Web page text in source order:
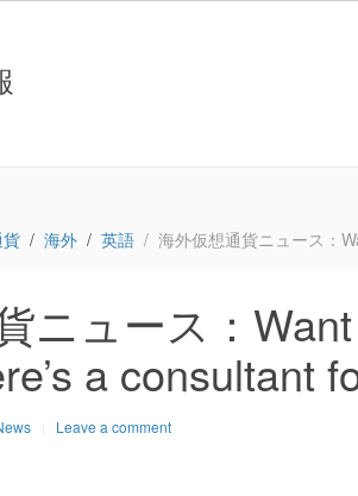
海外 英語 海外仮想通貨ニュース：
ニュース：
a consultant
Leave a comment